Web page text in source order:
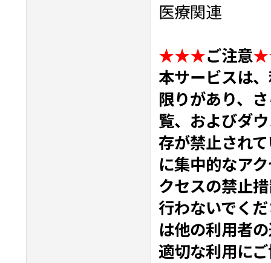
医療関連
★★★ご注意
本サービスは
限りがあり、
覧、およびダ
存が禁止され
に集中的なア
クセスの禁止
行わないでく
は他の利用者
適切な利用に